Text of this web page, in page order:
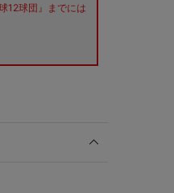
12球団』までには